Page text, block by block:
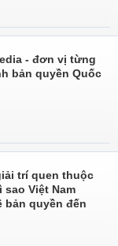
- đơn vị từng
bản quyền Quốc
trí quen thuộc
sao Việt Nam
bản quyền đến